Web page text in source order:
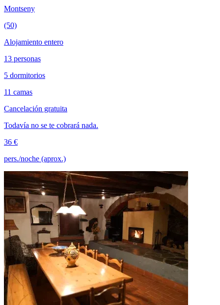
Montseny
(50)
Alojamiento entero
13 personas
5 dormitorios
11 camas
Cancelación gratuita
Todavía no se te cobrará nada.
36 €
pers./noche (aprox.)